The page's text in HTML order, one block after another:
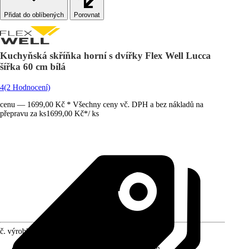
Porovnat
Kuchyňská skříňka horní s dvířky Flex Well Lucca
šířka 60 cm bílá
4(2 Hodnocení)
cenu — 1699,00 Kč * Všechny ceny vč. DPH a bez nákladů na
přepravu za ks1699,00 Kč*/ ks
č. výrobku